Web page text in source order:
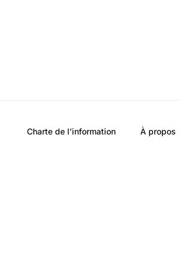
Charte de l’information À propos